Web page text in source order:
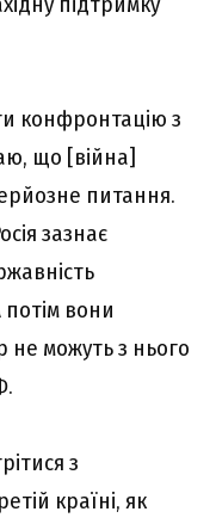
конфронтацію з
що [війна]
питання.
зазнає
вони
не можуть з нього
з
країні, як